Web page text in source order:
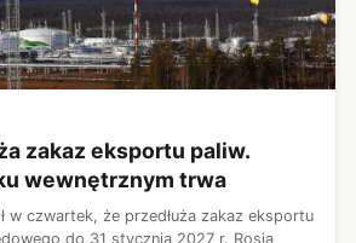
zakaz eksportu paliw.
wewnętrznym trwa
w czwartek, że przedłuża zakaz eksportu
do 31 stycznia 2027 r. Rosja